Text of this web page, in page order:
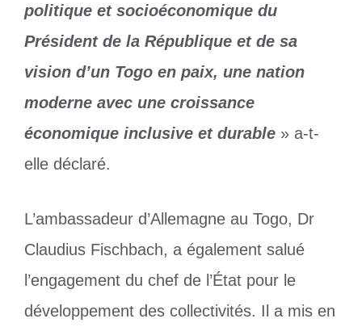
politique et socioéconomique du
Président de la République et de sa
vision d’un Togo en paix, une nation
moderne avec une croissance
économique inclusive et durable » a-t-
elle déclaré.
L’ambassadeur d’Allemagne au Togo, Dr
Claudius Fischbach, a également salué
l’engagement du chef de l’État pour le
développement des collectivités. Il a mis en